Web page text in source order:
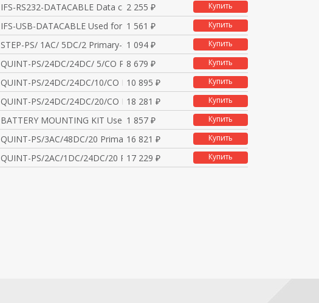
IFS-RS232-DATACABLE Data cable2 255 ₽ Купить
IFS-USB-DATACABLE Used for com
1 561 ₽ Купить
STEP-PS/ 1AC/ 5DC/2 Primary-sw1 094 ₽ Купить
QUINT-PS/24DC/24DC/ 5/CO Prima
8 679 ₽ Купить
QUINT-PS/24DC/24DC/10/CO Prima
10 895 ₽ Купить
QUINT-PS/24DC/24DC/20/CO Prima
18 281 ₽ Купить
BATTERY MOUNTING KIT Used for1 857 ₽ Купить
QUINT-PS/3AC/48DC/20 Primary-s16 821 ₽ Купить
QUINT-PS/2AC/1DC/24DC/20 Prima17 229 ₽ Купить